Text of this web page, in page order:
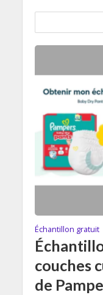
Échantillon gratuit
couches
de